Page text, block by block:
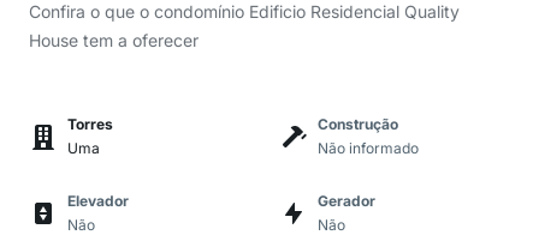
Confira o que o condomínio Edificio Residencial Quality
House tem a oferecer
Torres
Uma
Construção
Não informado
Elevador
Não
Gerador
Não